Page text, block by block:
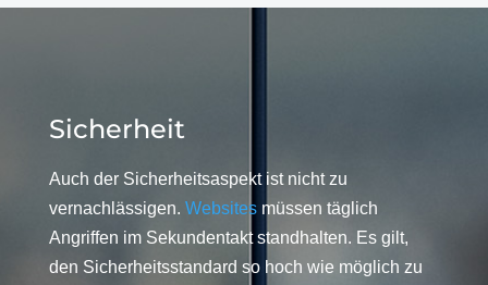
Sicherheit
Auch der Sicherheitsaspekt ist nicht zu
vernachlässigen. Websitesmüssen täglich
Angriffen im Sekundentakt standhalten. Es gilt,
den Sicherheitsstandard so hoch wie möglich zu